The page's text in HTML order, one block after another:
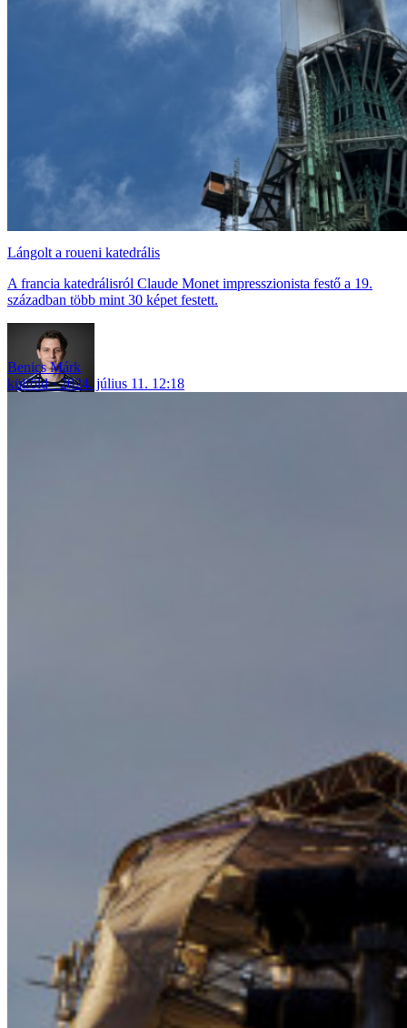
Lángolt a roueni katedrális
A francia katedrálisról Claude Monet impresszionista festő a 19.
században több mint 30 képet festett.
Benics Márk
külföld
2024. július 11. 12:18